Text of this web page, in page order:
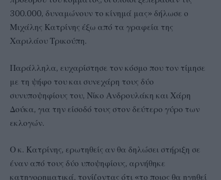
300.000, δυναμώνουν το κίνημά μας» δήλωσε ο
Μιχάλης Κατρίνης έξω από τα γραφεία της
Χαριλάου Τρικούπη.
Παράλληλα, ευχαρίστησε τον κόσμο που τον τίμησε
με τη ψήφο του και συνεχάρη τους δύο
συνυποψηφίους του, Νίκο Ανδρουλάκη και Χάρη
Δούκα, για την είσοδό τους στον δεύτερο γύρο των
εκλογών.
Ο κ. Κατρίνης, ερωτηθείς αν θα δηλώσει στήριξη σε
έναν από τους δύο υποψηφίους, αρνήθηκε
κατηγορηματικά, τονίζοντας ότι «το ποιος θα ηγηθεί